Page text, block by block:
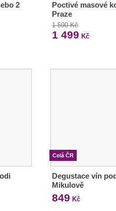
2
Poctivé masové
Praze
1 590 Kč
1 499 Kč
Celá ČR
Degustace vín
Mikulově
849 Kč